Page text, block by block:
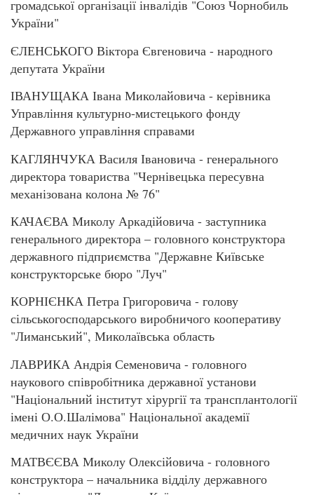
громадської організації інвалідів "Союз Чорнобиль
України"
ЄЛЕНСЬКОГО Віктора Євгеновича - народного
депутата України
ІВАНУЩАКА Івана Миколайовича - керівника
Управління культурно-мистецького фонду
Державного управління справами
КАГЛЯНЧУКА Василя Івановича - генерального
директора товариства "Чернівецька пересувна
механізована колона № 76"
КАЧАЄВА Миколу Аркадійовича - заступника
генерального директора – головного конструктора
державного підприємства "Державне Київське
конструкторське бюро "Луч"
КОРНІЄНКА Петра Григоровича - голову
сільськогосподарського виробничого кооперативу
"Лиманський", Миколаївська область
ЛАВРИКА Андрія Семеновича - головного
наукового співробітника державної установи
"Національний інститут хірургії та трансплантології
імені О.О.Шалімова" Національної академії
медичних наук України
МАТВЄЄВА Миколу Олексійовича - головного
конструктора – начальника відділу державного